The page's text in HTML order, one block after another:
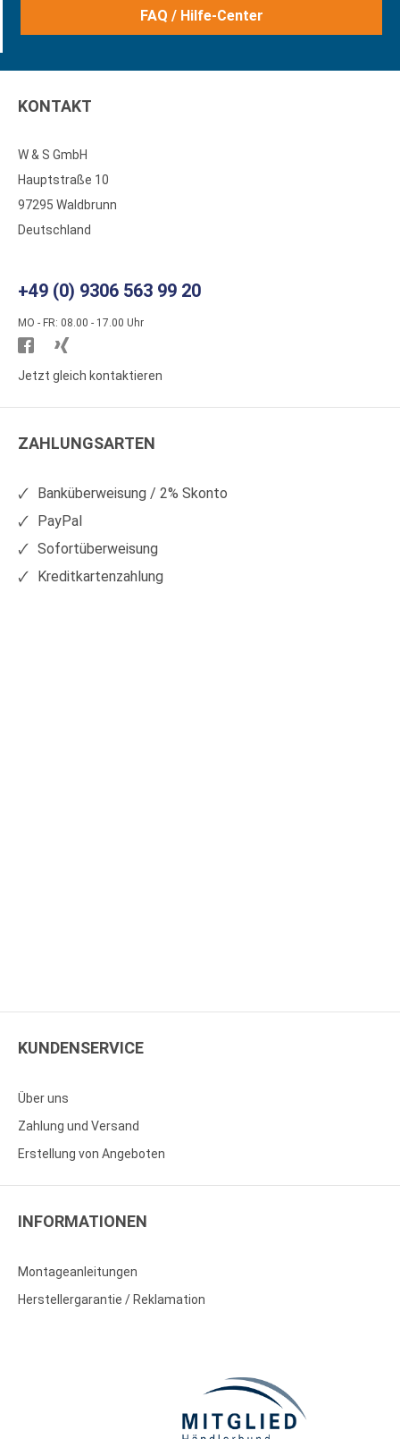
FAQ / Hilfe-Center
KONTAKT
W & S GmbH
Hauptstraße 10
97295 Waldbrunn
Deutschland
+49 (0) 9306 563 99 20
MO - FR: 08.00 - 17.00 Uhr
Besuchen
Sie
auf
Sie
auf
Jetzt gleich kontaktieren
ZAHLUNGSARTEN
Banküberweisung / 2% Skonto
PayPal
Sofortüberweisung
Kreditkartenzahlung
KUNDENSERVICE
Über uns
Zahlung und Versand
Erstellung von Angeboten
INFORMATIONEN
Montageanleitungen
Herstellergarantie / Reklamation